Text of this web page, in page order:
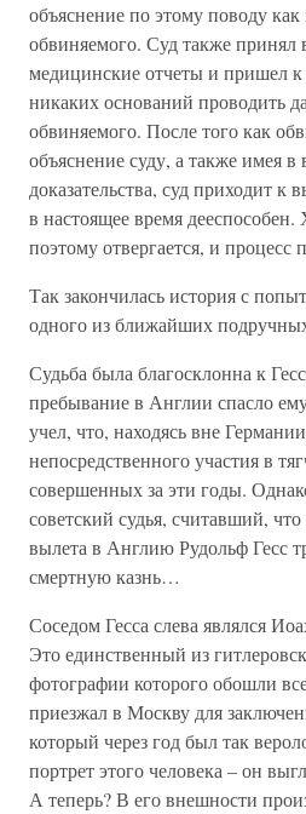
объяснение по этому поводу
обвиняемого. Суд также
медицинские отчеты и пришел
никаких оснований проводить
обвиняемого. После того как
объяснение суду, а также имея
доказательства, суд приходит
в настоящее время
поэтому отвергается, и процесс
Так закончилась история с
одного из ближайших
Судьба была благосклонна к
пребывание в Англии спасло
учел, что, находясь вне
непосредственного участия в
совершенных за эти годы.
советский судья, считавший,
вылета в Англию Рудольф Гесс
смертную казнь…
Соседом Гесса слева являлся
Это единственный из
фотографии которого обошли
приезжал в Москву для
который через год был так
портрет этого человека – он
А теперь? В его внешности